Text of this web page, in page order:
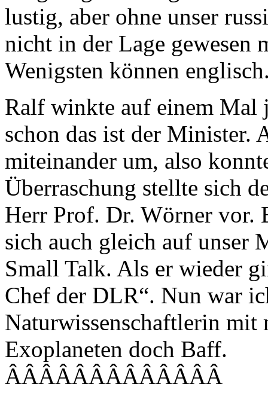
lustig, aber ohne unser
nicht in der Lage gewesen
Wenigsten können
Ralf winkte auf einem Mal
schon das ist der Minister.
miteinander um, also
Überraschung stellte sich
Herr Prof. Dr. Wörner vor.
sich auch gleich auf unser
Small Talk. Als er wieder
Chef der DLR“. Nun war
Naturwissenschaftlerin mit
Exoplaneten doch Baff.
ÂÂÂÂÂÂÂÂÂÂÂÂÂ